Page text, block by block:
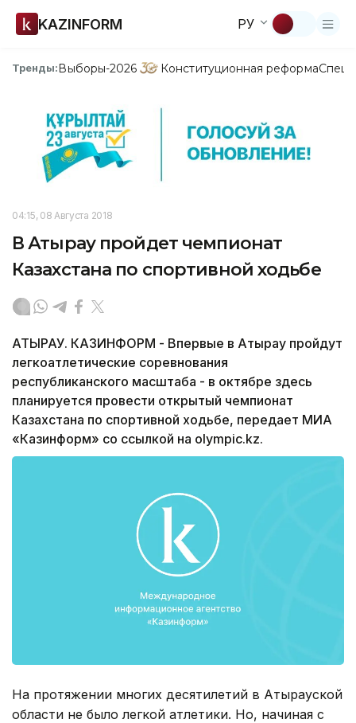
KAZINFORM РУ
Тренды:Выборы-2026 Конституционная реформа
04:15, 08 Августа 2018
В Атырау пройдет чемпионат
Казахстана по спортивной ходьбе
АТЫРАУ. КАЗИНФОРМ - Впервые в Атырау пройдут
легкоатлетические соревнования
республиканского масштаба - в октябре здесь
планируется провести открытый чемпионат
Казахстана по спортивной ходьбе, передает МИА
«Казинформ» со ссылкой на olympic.kz.
На протяжении многих десятилетий в Атырауской
области не было легкой атлетики. Но, начиная с